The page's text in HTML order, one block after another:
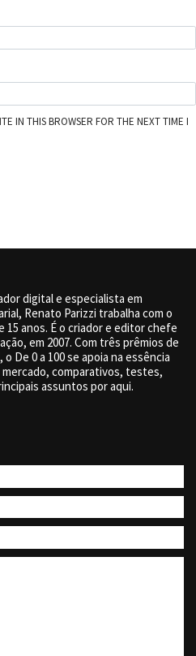
IN THIS BROWSER FOR THE NEXT TIME I
digital e especialista em
Renato Parizzi trabalha com o
15 anos. É o criador e editor chefe
em 2007. Com três prêmios de
De 0 a 100 se apoia na essência
comparativos, testes,
assuntos por aqui.